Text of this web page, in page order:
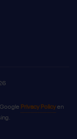
Youtube
op
Privacy Policyen